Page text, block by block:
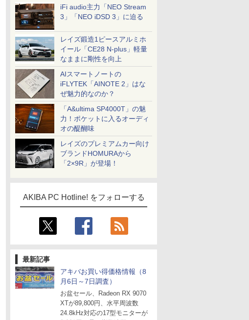
iFi audio主力「NEO Stream
3」「NEO iDSD 3」に迫る
レイズ鍛造1ピースアルミホ
イール「CE28 N-plus」軽量
なままに剛性を向上
AIスマートノートの
iFLYTEK「AINOTE 2」はな
ぜ魅力的なのか？
「A&ultima SP4000T」の魅
力！ポケットに入るオーディ
オの醍醐味
レイズのプレミアムカー向け
ブランドHOMURAから
「2×9R」が登場！
AKIBA PC Hotline! をフォローする
最新記事
アキバお買い得価格情報（8
月6日～7日調査）
お盆セール、Radeon RX 9070
XTが89,800円、水平周波数
24.8kHz対応の17型モニターが